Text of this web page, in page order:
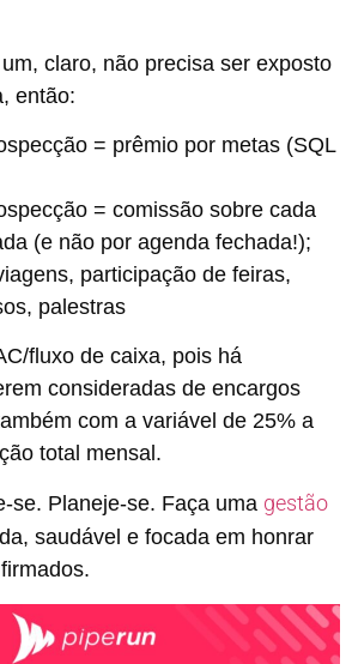
claro, não precisa ser exposto
então:
= prêmio por metas (SQL
= comissão sobre cada
(e não por agenda fechada!);
participação de feiras,
palestras
fluxo de caixa, pois há
consideradas de encargos
com a variável de 25% a
total mensal.
se. Planeje-se. Faça uma gestão
saudável e focada em honrar